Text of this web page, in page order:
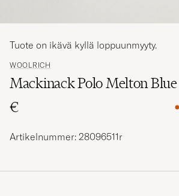
WOOLRICH
Mackinack Polo Melton Blue
€
Tuote on ikävä kyllä loppuunmyyty.
Artikelnummer: 28096511r